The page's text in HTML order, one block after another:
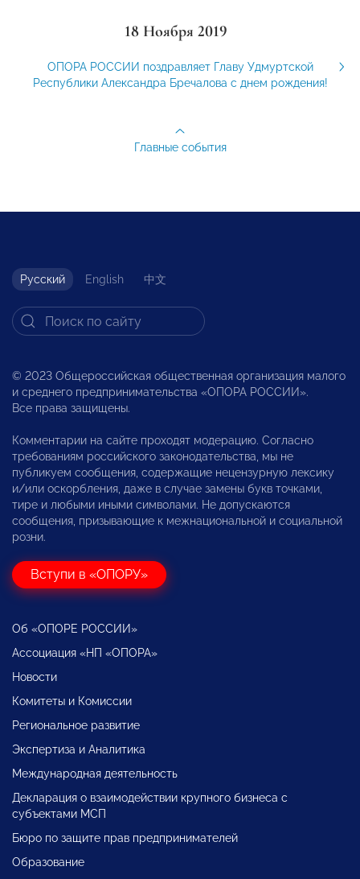
18 Ноября 2019
ОПОРА РОССИИ поздравляет Главу Удмуртской
Республики Александра Бречалова с днем рождения!
Главные события
Русский English 中文
© 2023 Общероссийская общественная организация малого
и среднего предпринимательства «ОПОРА РОССИИ».
Все права защищены.
Комментарии на сайте проходят модерацию. Согласно
требованиям российского законодательства, мы не
публикуем сообщения, содержащие нецензурную лексику
и/или оскорбления, даже в случае замены букв точками,
тире и любыми иными символами. Не допускаются
сообщения, призывающие к межнациональной и социальной
розни.
Вступи в «ОПОРУ»
Об «ОПОРЕ РОССИИ»
Ассоциация «НП «ОПОРА»
Новости
Комитеты и Комиссии
Региональное развитие
Экспертиза и Аналитика
Международная деятельность
Декларация о взаимодействии крупного бизнеса с
субъектами МСП
Бюро по защите прав предпринимателей
Образование